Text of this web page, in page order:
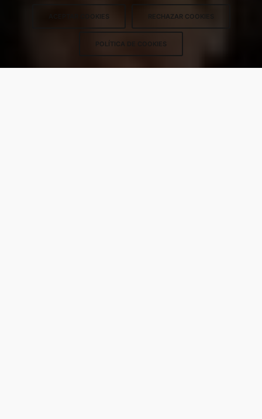
ACEPTAR COOKIES RECHAZAR COOKIES
POLÍTICA DE COOKIES